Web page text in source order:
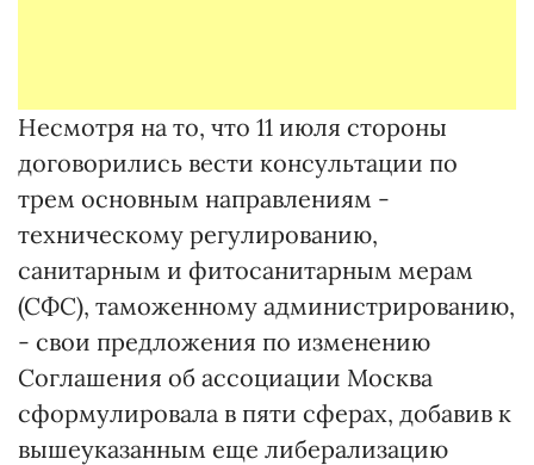
Несмотря на то, что 11 июля стороны
договорились вести консультации по
трем основным направлениям -
техническому регулированию,
санитарным и фитосанитарным мерам
(СФС), таможенному администрированию,
- свои предложения по изменению
Соглашения об ассоциации Москва
сформулировала в пяти сферах, добавив к
вышеуказанным еще либерализацию